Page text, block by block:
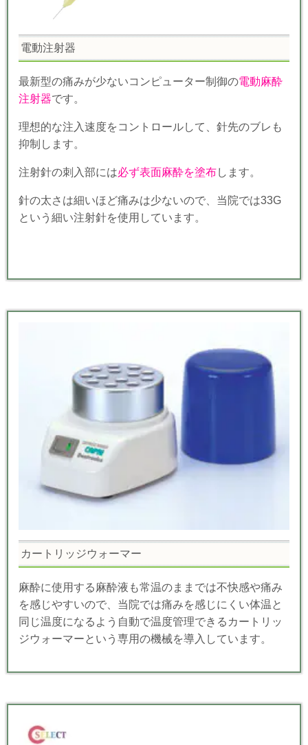
電動注射器
最新型の痛みが少ないコンピューター制御の電動麻酔
注射器です。
理想的な注入速度をコントロールして、針先のブレも
抑制します。
注射針の刺入部には必ず表面麻酔を塗布します。
針の太さは細いほど痛みは少ないので、当院では33G
という細い注射針を使用しています。
カートリッジウォーマー
麻酔に使用する麻酔液も常温のままでは不快感や痛み
を感じやすいので、当院では痛みを感じにくい体温と
同じ温度になるよう自動で温度管理できるカートリッ
ジウォーマーという専用の機械を導入しています。